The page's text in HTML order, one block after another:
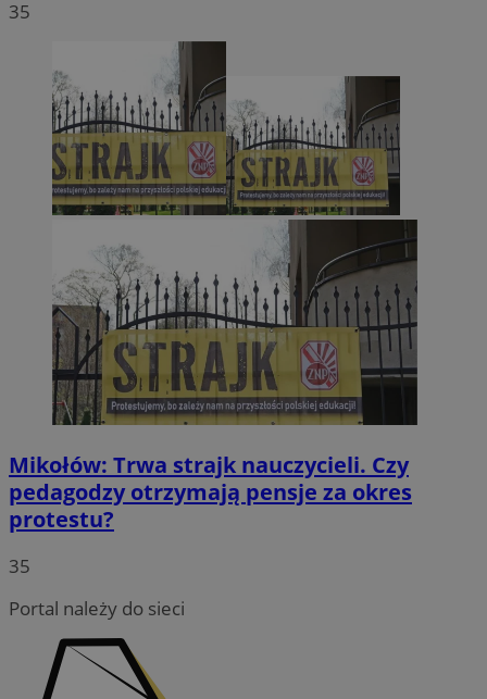
35
Mikołów: Trwa strajk nauczycieli. Czy
pedagodzy otrzymają pensje za okres
protestu?
35
Portal należy do sieci